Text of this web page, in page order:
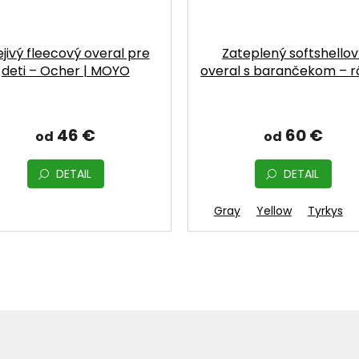
fleecový overal pre
deti – Ocher | MOYO
od 46 €
DETAIL
Zateplený
overal s barančekom –
od 60 €
DETAIL
Gray Yellow Tyrkys